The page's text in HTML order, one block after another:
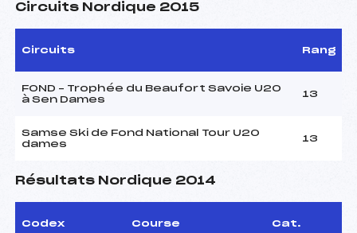
Circuits Nordique 2015
Circuits Rang
FOND – Trophée du Beaufort Savoie U20
à Sen Dames
13
Samse Ski de Fond National Tour U20
dames
13
Résultats Nordique 2014
Codex Course Cat.